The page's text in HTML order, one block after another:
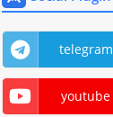
telegram
youtube